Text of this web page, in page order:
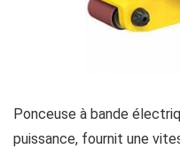
Ponceuse à bande
puissance, fournit une